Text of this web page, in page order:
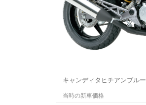
キャンディタヒチアンブルー
当時の新車価格